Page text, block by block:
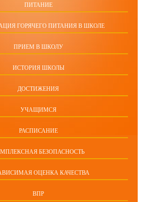
ПИТАНИЕ
ГОРЯЧЕГО ПИТАНИЯ В ШКОЛЕ
ПРИЕМ В ШКОЛУ
ИСТОРИЯ ШКОЛЫ
ДОСТИЖЕНИЯ
УЧАЩИМСЯ
РАСПИСАНИЕ
БЕЗОПАСНОСТЬ
ОЦЕНКА КАЧЕСТВА
ВПР